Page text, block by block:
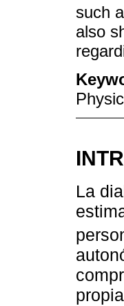
such
also
La